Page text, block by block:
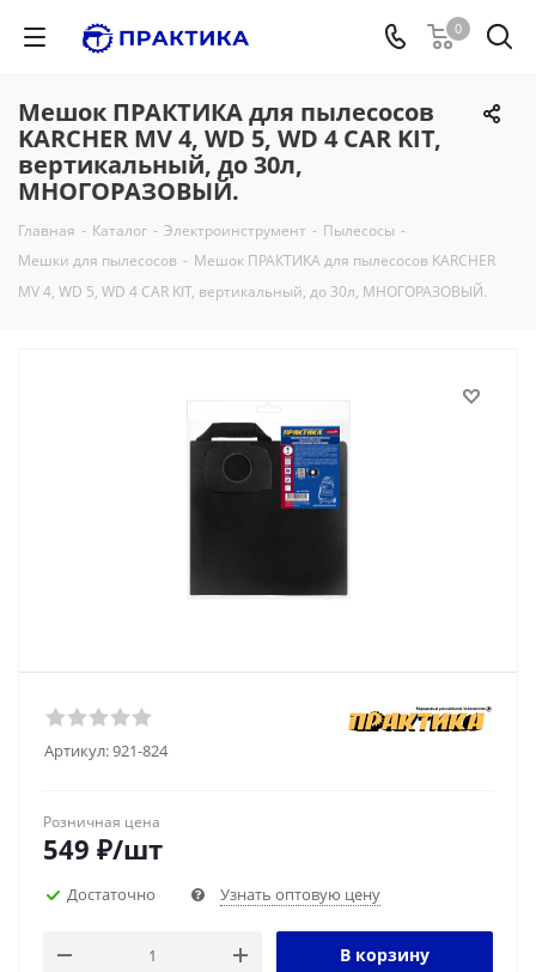
0
Мешок ПРАКТИКА для пылесосов
KARCHER MV 4, WD 5, WD 4 CAR KIT,
вертикальный, до 30л,
МНОГОРАЗОВЫЙ.
Главная - Каталог - Электроинструмент - Пылесосы -
Мешки для пылесосов - Мешок ПРАКТИКА для пылесосов KARCHER
MV 4, WD 5, WD 4 CAR KIT, вертикальный, до 30л, МНОГОРАЗОВЫЙ.
Артикул:921-824
Розничная цена
549 ₽/шт
Достаточно Узнать оптовую цену
В корзину